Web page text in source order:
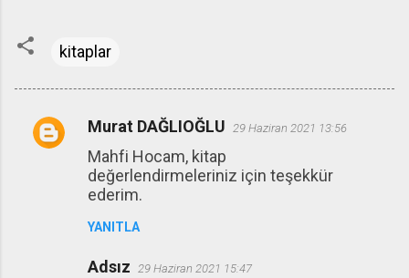
kitaplar
Y
Murat DAĞLIOĞLU 29 Haziran 2021 13:56
Mahfi Hocam, kitap
değerlendirmeleriniz için teşekkür
ederim.
YANITLA
Adsız 29 Haziran 2021 15:47